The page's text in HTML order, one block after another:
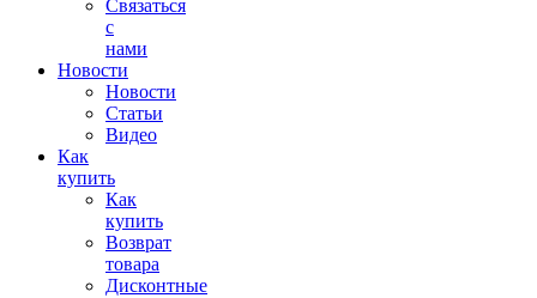
Связаться
с
нами
Новости
Новости
Статьи
Видео
Как
купить
Как
купить
Возврат
товара
Дисконтные